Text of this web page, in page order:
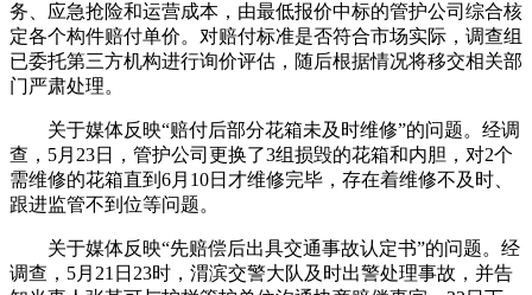
务、应急抢险和运营成本，由最低报价中标的管护公司综合核
定各个构件赔付单价。对赔付标准是否符合市场实际，调查组
已委托第三方机构进行询价评估，随后根据情况将移交相关部
门严肃处理。
关于媒体反映“赔付后部分花箱未及时维修”的问题。经调
查，5月23日，管护公司更换了3组损毁的花箱和内胆，对2个
需维修的花箱直到6月10日才维修完毕，存在着维修不及时、
跟进监管不到位等问题。
关于媒体反映“先赔偿后出具交通事故认定书”的问题。经
调查，5月21日23时，渭滨交警大队及时出警处理事故，并告